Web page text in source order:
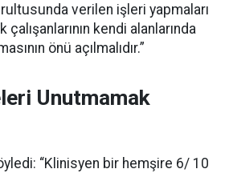
verilen işleri yapmaları
çalışanlarının kendi alanlarında
önü açılmalıdır.”
Unutmamak
“Klinisyen bir hemşire 6/ 10